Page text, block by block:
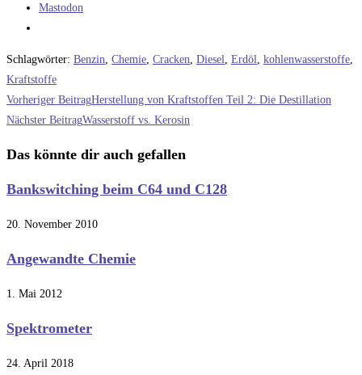
Mastodon
Schlagwörter: Benzin Chemie Cracken Diesel Erdöl kohlenwasserstoffe
Kraftstoffe
Weitere
Artikel
ansehen
Vorheriger BeitragHerstellung von Kraftstoffen Teil 2: Die Destillation
Nächster BeitragWasserstoff vs. Kerosin
Das könnte dir auch gefallen
Bankswitching beim C64 und C128
20. November 2010
Angewandte Chemie
1. Mai 2012
Spektrometer
24. April 2018